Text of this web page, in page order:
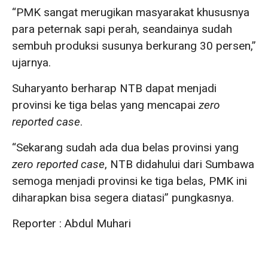
“PMK sangat merugikan masyarakat khususnya
para peternak sapi perah, seandainya sudah
sembuh produksi susunya berkurang 30 persen,”
ujarnya.
Suharyanto berharap NTB dapat menjadi
provinsi ke tiga belas yang mencapai zero
reported case.
“Sekarang sudah ada dua belas provinsi yang
zero reported case, NTB didahului dari Sumbawa
semoga menjadi provinsi ke tiga belas, PMK ini
diharapkan bisa segera diatasi” pungkasnya.
Reporter : Abdul Muhari